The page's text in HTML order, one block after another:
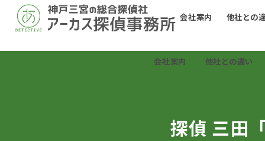
会社案内 他社との違い
会社案内 他社との
探偵 三田